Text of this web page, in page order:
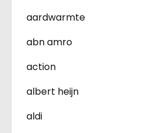
aardwarmte
abn amro
action
albert heijn
aldi